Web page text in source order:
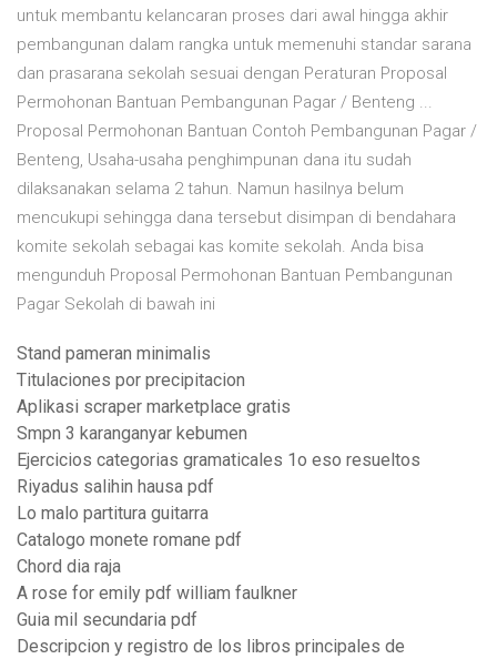
untuk membantu kelancaran proses dari awal hingga akhir
pembangunan dalam rangka untuk memenuhi standar sarana
dan prasarana sekolah sesuai dengan Peraturan Proposal
Permohonan Bantuan Pembangunan Pagar / Benteng ...
Proposal Permohonan Bantuan Contoh Pembangunan Pagar /
Benteng, Usaha-usaha penghimpunan dana itu sudah
dilaksanakan selama 2 tahun. Namun hasilnya belum
mencukupi sehingga dana tersebut disimpan di bendahara
komite sekolah sebagai kas komite sekolah. Anda bisa
mengunduh Proposal Permohonan Bantuan Pembangunan
Pagar Sekolah di bawah ini
Stand pameran minimalis
Titulaciones por precipitacion
Aplikasi scraper marketplace gratis
Smpn 3 karanganyar kebumen
Ejercicios categorias gramaticales 1o eso resueltos
Riyadus salihin hausa pdf
Lo malo partitura guitarra
Catalogo monete romane pdf
Chord dia raja
A rose for emily pdf william faulkner
Guia mil secundaria pdf
Descripcion y registro de los libros principales de